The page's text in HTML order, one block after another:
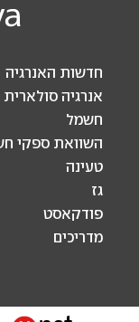
חדשות האנרגיה
אנרגיה סולארית
חשמל
השוואת ספקי
טעינה
גז
פודקאסט
מדריכים